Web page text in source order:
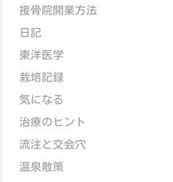
接骨院開業方法
日記
東洋医学
栽培記録
気になる
治療のヒント
流注と交会穴
温泉散策